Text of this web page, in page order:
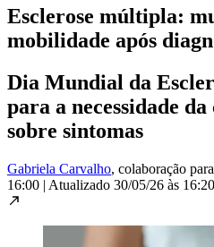
Esclerose múltipla:
mobilidade após
Dia Mundial da
para a necessidade
sobre sintomas
Gabriela Carvalho, colaboração
16:00 | Atualizado 30/05/26 às 16:20